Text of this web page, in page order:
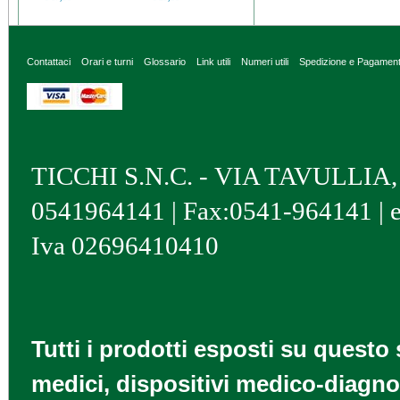
Contattaci Orari e turni Glossario Link utili Numeri utili Spedizione e
TICCHI S.N.C. - VIA TAVULLIA,
0541964141 | Fax:0541-964141 |
Iva 02696410410
Tutti i prodotti esposti su questo
medici, dispositivi medico-